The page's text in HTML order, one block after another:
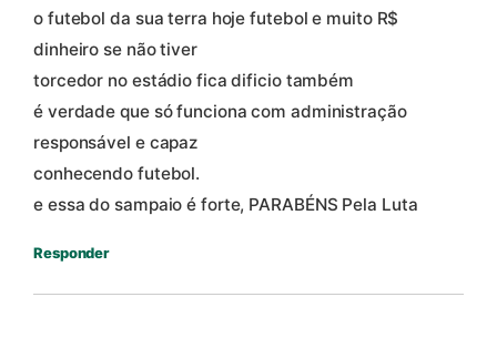
o futebol da sua terra hoje futebol e muito R$
dinheiro se não tiver
torcedor no estádio fica dificio também
é verdade que só funciona com administração
responsável e capaz
conhecendo futebol.
e essa do sampaio é forte, PARABÉNS Pela Luta
Responder